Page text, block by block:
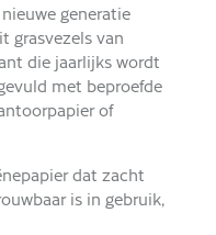
generatie
grasvezels van
die jaarlijks wordt
met beproefde
of
dat zacht
is in gebruik,